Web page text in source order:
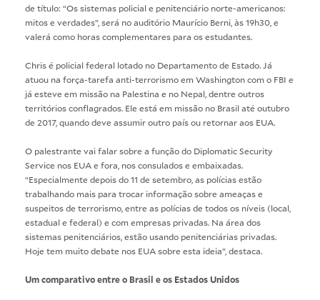
de título: “Os sistemas policial e penitenciário norte-americanos:
mitos e verdades”, será no auditório Maurício Berni, às 19h30, e
valerá como horas complementares para os estudantes.
Chris é policial federal lotado no Departamento de Estado. Já
atuou na força-tarefa anti-terrorismo em Washington com o FBI e
já esteve em missão na Palestina e no Nepal, dentre outros
territórios conflagrados. Ele está em missão no Brasil até outubro
de 2017, quando deve assumir outro país ou retornar aos EUA.
O palestrante vai falar sobre a função do Diplomatic Security
Service nos EUA e fora, nos consulados e embaixadas.
“Especialmente depois do 11 de setembro, as polícias estão
trabalhando mais para trocar informação sobre ameaças e
suspeitos de terrorismo, entre as polícias de todos os níveis (local,
estadual e federal) e com empresas privadas. Na área dos
sistemas penitenciários, estão usando penitenciárias privadas.
Hoje tem muito debate nos EUA sobre esta ideia”, destaca.
Um comparativo entre o Brasil e os Estados Unidos